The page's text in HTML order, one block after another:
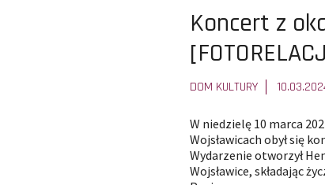
Pokaż
całą
treść
artykułu:
Koncert z
DOM KULTURY
W niedzielę 10 marca
Wojsławicach obył się
Wydarzenie otworzył
Wojsławice, składając